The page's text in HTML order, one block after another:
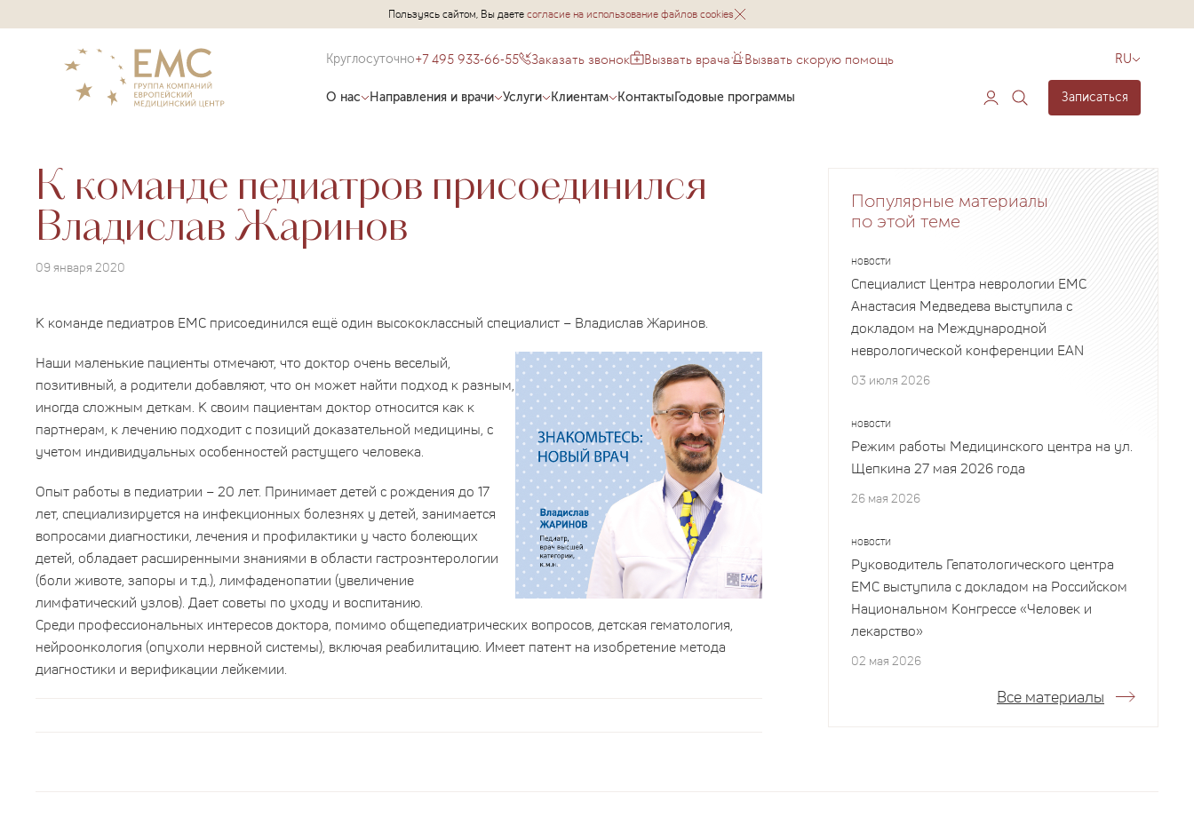
Пользуясь сайтом, Вы даетесогласие на использование файлов cookies
Круглосуточно+7 495 933-66-55 Заказать звонок Вызвать врача Вызвать скорую помощь RU
О нас Направления и врачи Услуги Клиентам КонтактыГодовые программы Записаться
К команде педиатров присоединился
Владислав Жаринов
09 января 2020
К команде педиатров ЕМС присоединился ещё один высококлассный специалист – Владислав Жаринов.
Наши маленькие пациенты отмечают, что доктор очень веселый,
позитивный, а родители добавляют, что он может найти подход к разным,
иногда сложным деткам. К своим пациентам доктор относится как к
партнерам, к лечению подходит с позиций доказательной медицины, с
учетом индивидуальных особенностей растущего человека.
Опыт работы в педиатрии – 20 лет. Принимает детей с рождения до 17
лет, специализируется на инфекционных болезнях у детей, занимается
вопросами диагностики, лечения и профилактики у часто болеющих
детей, обладает расширенными знаниями в области гастроэнтерологии
(боли животе, запоры и т.д.), лимфаденопатии (увеличение
лимфатический узлов). Дает советы по уходу и воспитанию.
Среди профессиональных интересов доктора, помимо общепедиатрических вопросов, детская гематология,
нейроонкология (опухоли нервной системы), включая реабилитацию. Имеет патент на изобретение метода
диагностики и верификации лейкемии.
Популярные материалы
по этой теме
НОВОСТИ
Специалист Центра неврологии EMC
Анастасия Медведева выступила с
докладом на Международной
неврологической конференции EAN
03 июля 2026
НОВОСТИ
Режим работы Медицинского центра на ул.
Щепкина 27 мая 2026 года
26 мая 2026
НОВОСТИ
Руководитель Гепатологического центра
EMC выступила с докладом на Российском
Национальном Конгрессе «Человек и
лекарство»
02 мая 2026
Все материалы